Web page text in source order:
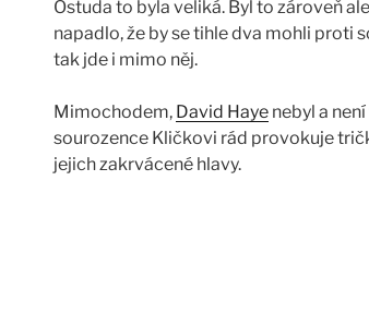
Ostuda to byla veliká. Byl to zároveň
napadlo, že by se tihle dva mohli proti
tak jde i mimo něj.
Mimochodem, David Haye nebyl a
sourozence Kličkovi rád provokuje
jejich zakrvácené hlavy.